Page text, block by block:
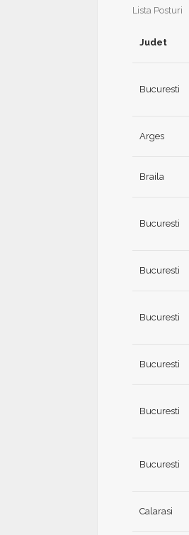
Lista Posturi
Judet
Bucuresti
Arges
Braila
Bucuresti
Bucuresti
Bucuresti
Bucuresti
Bucuresti
Bucuresti
Calarasi